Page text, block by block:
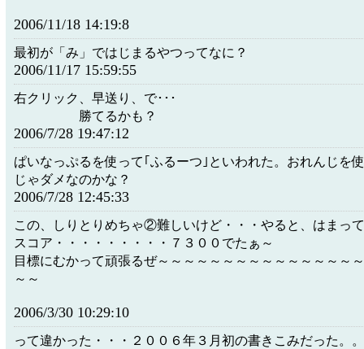
2006/11/18 14:19:8
最初が「み」ではじまるやつってなに？
2006/11/17 15:59:55
右クリック、早送り、
勝てるかも？
2006/7/28 19:47:12
ぱいなっぷるを使って｢ふるーつ｣といわれた。おれんじを
じゃダメなのかな？
2006/7/28 12:45:33
この、しりとりめちゃ②難しいけど・・・やると、はまっ
スコア・・・・・・・・・７３００でたぁ～
目標にむかって頑張るぜ～～～～～～～～～～～～～～～
～～
2006/3/30 10:29:10
って違かった・・・２００６年３月初の書きこみだった。